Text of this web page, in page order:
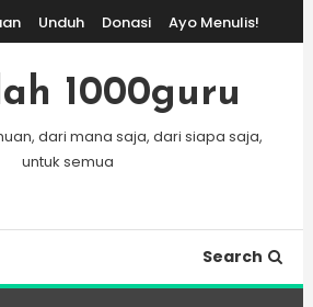
Unduh Donasi Ayo Menulis!
1000guru
dari mana saja, dari siapa saja,
untuk semua
Search